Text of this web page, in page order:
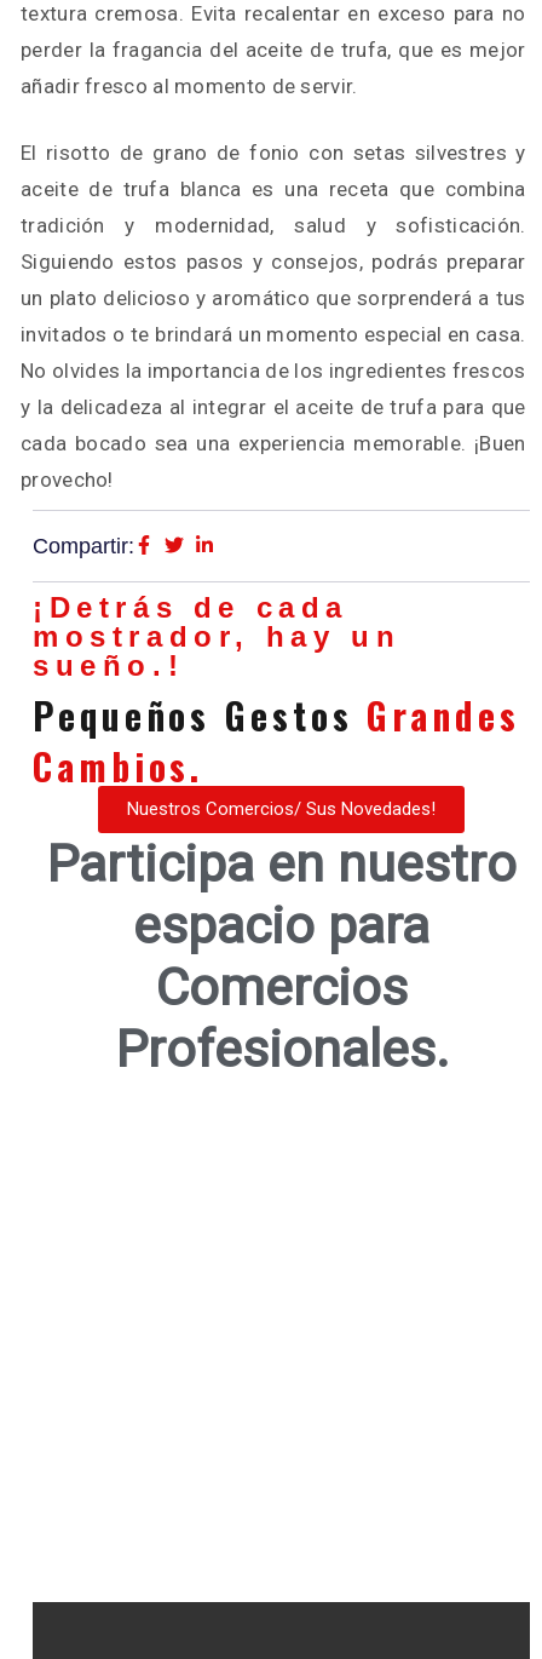
textura cremosa. Evita recalentar en exceso para no
perder la fragancia del aceite de trufa, que es mejor
añadir fresco al momento de servir.
El risotto de grano de fonio con setas silvestres y
aceite de trufa blanca es una receta que combina
tradición y modernidad, salud y sofisticación.
Siguiendo estos pasos y consejos, podrás preparar
un plato delicioso y aromático que sorprenderá a tus
invitados o te brindará un momento especial en casa.
No olvides la importancia de los ingredientes frescos
y la delicadeza al integrar el aceite de trufa para que
cada bocado sea una experiencia memorable. ¡Buen
provecho!
Compartir:
¡Detrás de cada
mostrador, hay un
sueño.!
Pequeños Gestos Grandes
Cambios.
Nuestros Comercios/ Sus Novedades!
Participa en nuestro
espacio para
Comercios
Profesionales.